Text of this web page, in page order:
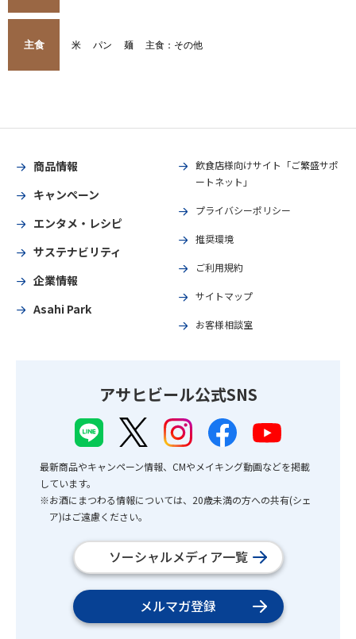
主食 米 パン 麺 主食：その他
商品情報
キャンペーン
エンタメ・レシピ
サステナビリティ
企業情報
Asahi Park
飲食店様向けサイト「ご繁盛サポ
ートネット」
プライバシーポリシー
推奨環境
ご利用規約
サイトマップ
お客様相談室
アサヒビール公式SNS
最新商品やキャンペーン情報、CMやメイキング動画などを掲載
しています。
※お酒にまつわる情報については、20歳未満の方への共有(シェ
ア)はご遠慮ください。
ソーシャルメディア一覧
メルマガ登録